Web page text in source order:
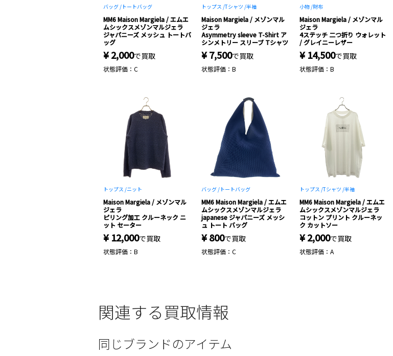
バッグ / トートバッグ
MM6 Maison Margiela / エムエ
ムシックスメゾンマルジェラ
ジャパニーズ メッシュ トートバ
ッグ
¥ 2,000で買取
状態評価：C
トップス /Tシャツ /半袖
Maison Margiela / メゾンマル
ジェラ
Asymmetry sleeve T-Shirt ア
シンメトリー スリーブ Tシャツ
¥ 7,500で買取
状態評価：B
小物 /財布
Maison Margiela / メゾンマル
ジェラ
4ステッチ 二つ折り ウォレット
/ グレイニーレザー
¥ 14,500で買取
状態評価：B
トップス /ニット
Maison Margiela / メゾンマル
ジェラ
ピリング加工 クルーネック ニ
ット セーター
¥ 12,000で買取
状態評価：B
バッグ / トートバッグ
MM6 Maison Margiela / エムエ
ムシックスメゾンマルジェラ
japanese ジャパニーズ メッシ
ュ トート バッグ
¥ 800で買取
状態評価：C
トップス /Tシャツ /半袖
MM6 Maison Margiela / エムエ
ムシックスメゾンマルジェラ
コットン プリント クルーネッ
ク カットソー
¥ 2,000で買取
状態評価：A
関連する買取情報
同じブランドのアイテム